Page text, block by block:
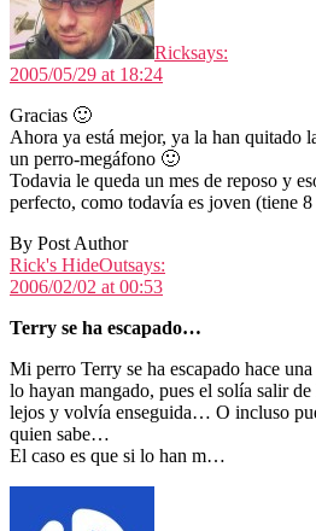
Ricksays:
2005/05/29 at 18:24
Gracias 🙂
Ahora ya está mejor, ya la han quitado
un perro-megáfono 🙂
Todavia le queda un mes de reposo y
perfecto, como todavía es joven (tiene 8
By Post Author
Rick's HideOutsays:
2006/02/02 at 00:53
Terry se ha escapado…
Mi perro Terry se ha escapado hace
lo hayan mangado, pues el solía salir
lejos y volvía enseguida… O incluso
quien sabe…
El caso es que si lo han m…